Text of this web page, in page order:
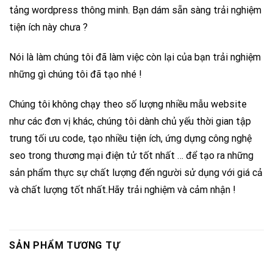
tảng wordpress thông minh. Bạn dám sẵn sàng trải nghiệm
tiện ích này chưa ?
Nói là làm chúng tôi đã làm việc còn lại của bạn trải nghiệm
những gì chúng tôi đã tạo nhé !
Chúng tôi không chạy theo số lượng nhiều mẫu website
như các đơn vị khác, chúng tôi dành chủ yếu thời gian tập
trung tối ưu code, tạo nhiều tiện ích, ứng dựng công nghệ
seo trong thương mại điện tử tốt nhất … để tạo ra những
sản phẩm thực sự chất lượng đến người sử dụng với giá cả
và chất lượng tốt nhất.Hãy trải nghiệm và cảm nhận !
SẢN PHẨM TƯƠNG TỰ